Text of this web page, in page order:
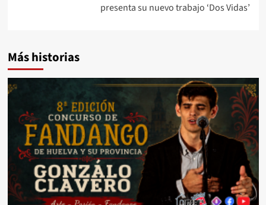
presenta su nuevo trabajo ‘Dos Vidas’
Más historias